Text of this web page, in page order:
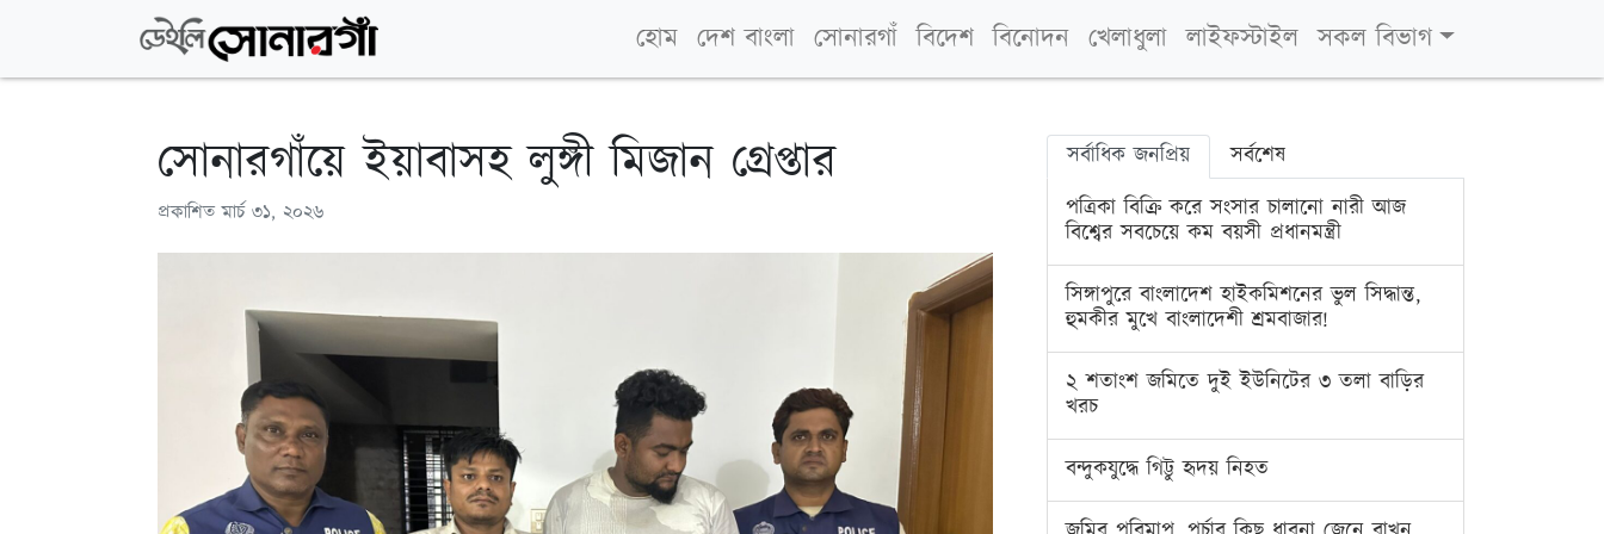
হোম দেশ বাংলা সোনারগাঁ বিদেশ বিনোদন খেলাধুলা লাইফস্টাইল সকল বিভাগ
সোনারগাঁয়ে ইয়াবাসহ লুঙ্গী মিজান গ্রেপ্তার
প্রকাশিতমার্চ ৩১, ২০২৬
সর্বাধিক জনপ্রিয়
সর্বশেষ
পত্রিকা বিক্রি করে সংসার চালানো নারী আজ
বিশ্বের সবচেয়ে কম বয়সী প্রধানমন্ত্রী
সিঙ্গাপুরে বাংলাদেশ হাইকমিশনের ভুল সিদ্ধান্ত,
হুমকীর মুখে বাংলাদেশী শ্রমবাজার!
২ শতাংশ জমিতে দুই ইউনিটের ৩ তলা বাড়ির
খরচ
বন্দুকযুদ্ধে গিট্টু হৃদয় নিহত